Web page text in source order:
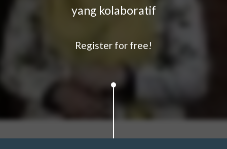
yang kolaboratif
Register for free!